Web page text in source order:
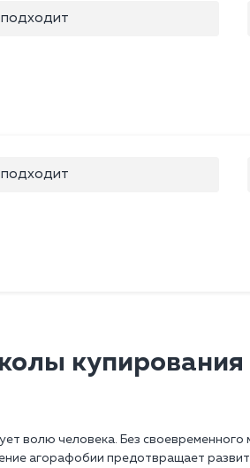
волю человека. Без
агорафобии предотвращает